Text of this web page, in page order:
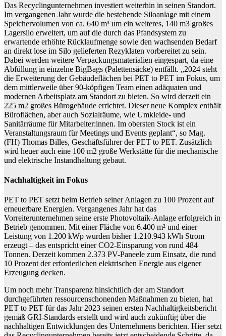
Das Recyclingunternehmen investiert weiterhin in seinen Standort.
Im vergangenen Jahr wurde die bestehende Siloanlage mit einem
Speichervolumen von ca. 640 m³ um ein weiteres, 140 m3 großes
Lagersilo erweitert, um auf die durch das Pfandsystem zu
erwartende erhöhte Rücklaufmenge sowie den wachsenden Bedarf
an direkt lose im Silo gelieferten Rezyklaten vorbereitet zu sein.
Dabei werden weitere Verpackungsmaterialien eingespart, da eine
Abfüllung in einzelne BigBags (Palettensäcke) entfällt. „2024 steht
die Erweiterung der Gebäudeflächen bei PET to PET im Fokus, um
dem mittlerweile über 90-köpfigen Team einen adäquaten und
modernen Arbeitsplatz am Standort zu bieten. So wird derzeit ein
225 m2 großes Bürogebäude errichtet. Dieser neue Komplex enthält
Büroflächen, aber auch Sozialräume, wie Umkleide- und
Sanitärräume für Mitarbeiter:innen. Im obersten Stock ist ein
Veranstaltungsraum für Meetings und Events geplant“, so Mag.
(FH) Thomas Billes, Geschäftsführer der PET to PET. Zusätzlich
wird heuer auch eine 100 m2 große Werkstätte für die mechanische
und elektrische Instandhaltung gebaut.
Nachhaltigkeit im Fokus
PET to PET setzt beim Betrieb seiner Anlagen zu 100 Prozent auf
erneuerbare Energien. Vergangenes Jahr hat das
Vorreiterunternehmen seine erste Photovoltaik-Anlage erfolgreich in
Betrieb genommen. Mit einer Fläche von 6.400 m² und einer
Leistung von 1.200 kWp wurden bisher 1.210.943 kWh Strom
erzeugt – das entspricht einer CO2-Einsparung von rund 484
Tonnen. Derzeit kommen 2.373 PV-Paneele zum Einsatz, die rund
10 Prozent der erforderlichen elektrischen Energie aus eigener
Erzeugung decken.
Um noch mehr Transparenz hinsichtlich der am Standort
durchgeführten ressourcenschonenden Maßnahmen zu bieten, hat
PET to PET für das Jahr 2023 seinen ersten Nachhaltigkeitsbericht
gemäß GRI-Standards erstellt und wird auch zukünftig über die
nachhaltigen Entwicklungen des Unternehmens berichten. Hier setzt